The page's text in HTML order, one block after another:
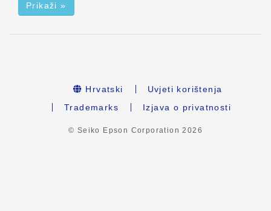
Prikaži »
Hrvatski
Uvjeti korištenja
Trademarks
Izjava o privatnosti
© Seiko Epson Corporation2026